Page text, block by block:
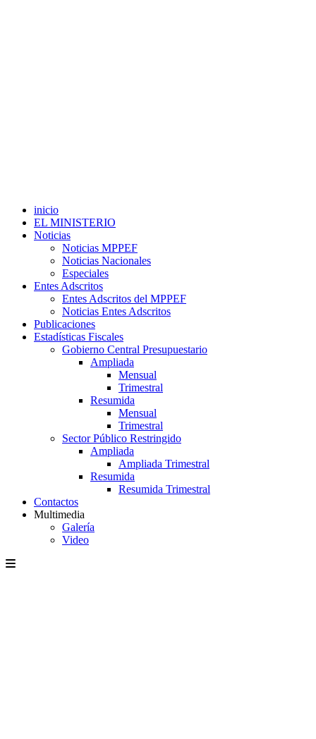
inicio
EL MINISTERIO
Noticias
Noticias MPPEF
Noticias Nacionales
Especiales
Entes Adscritos
Entes Adscritos del MPPEF
Noticias Entes Adscritos
Publicaciones
Estadísticas Fiscales
Gobierno Central Presupuestario
Ampliada
Mensual
Trimestral
Resumida
Mensual
Trimestral
Sector Público Restringido
Ampliada
Ampliada Trimestral
Resumida
Resumida Trimestral
Contactos
Multimedia
Galería
Video